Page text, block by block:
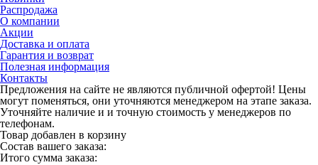
Распродажа
О компании
Акции
Доставка и оплата
Гарантия и возврат
Полезная информация
Контакты
Предложения на сайте не являются публичной офертой! Цены
могут поменяться, они уточняются менеджером на этапе заказа.
Уточняйте наличие и и точную стоимость у менеджеров по
телефонам.
Товар добавлен в корзину
Состав вашего заказа:
Итого сумма заказа: